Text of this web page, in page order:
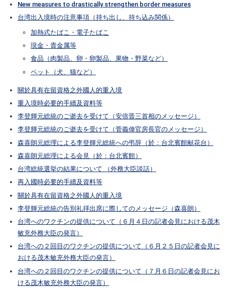
New measures to drastically strengthen border measures
台湾出入境時の注意事項（持ち出し、持ち込み関係）
加熱式たばこ・電子たばこ
現金・貴金属等
食品（肉製品、卵・卵製品、果物・野菜など）
ペット（犬、猫など）
關於具有在留資格之外國人的重入境
重入境時必要的手續及資料等
李登輝元総統のご逝去を受けて（安倍晋三首相のメッセージ）
李登輝元総統のご逝去を受けて（菅義偉官房長官のメッセージ）
森喜朗元総理による李登輝元総統への弔辞（於：台北賓館献花台）
森喜朗元総理による会見（於：台北賓館）
台湾総統選挙の結果について （外務大臣談話）
再入國時必要的手續及資料等
關於具有在留資格之外國人的重入境
李登輝元総統の告別礼拝出席に際してのメッセージ（森喜朗）
台湾へのワクチンの提供について（６月４日の記者会見における茂木
敏充外務大臣の発言）
台湾への２回目のワクチンの提供について（６月２５日の記者会見に
おける茂木敏充外務大臣の発言）
台湾への２回目のワクチンの提供について（７月６日の記者会見にお
ける茂木敏充外務大臣の発言）